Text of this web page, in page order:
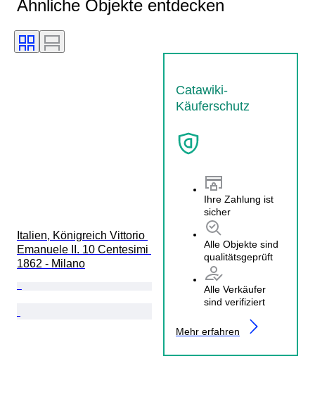
Ähnliche Objekte entdecken
Catawiki-
Käuferschutz
Ihre Zahlung ist
sicher
Alle Objekte sind
qualitätsgeprüft
Alle Verkäufer
sind verifiziert
Mehr erfahren
Italien, Königreich Vittorio
Emanuele II. 10 Centesimi
1862 - Milano